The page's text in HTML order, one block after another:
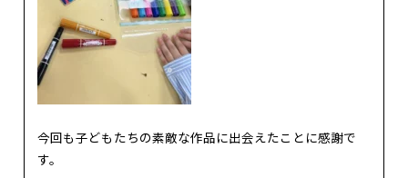
今回も子どもたちの素敵な作品に出会えたことに感謝で
す。